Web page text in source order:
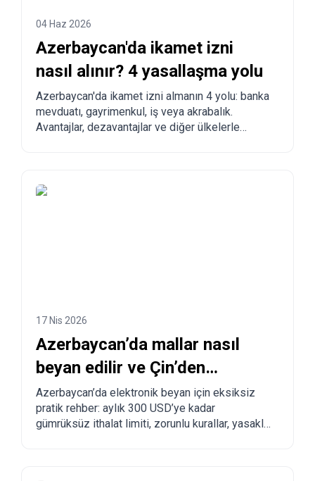
04 Haz 2026
Azerbaycan'da ikamet izni
nasıl alınır? 4 yasallaşma yolu
Azerbaycan'da ikamet izni almanın 4 yolu: banka
mevduatı, gayrimenkul, iş veya akrabalık.
Avantajlar, dezavantajlar ve diğer ülkelerle
17 Nis 2026
Azerbaycan’da mallar nasıl
beyan edilir ve Çin’den
Azerbaycan’a nasıl sipariş
verilir?
Azerbaycan’da elektronik beyan için eksiksiz
pratik rehber: aylık 300 USD’ye kadar
gümrüksüz ithalat limiti, zorunlu kurallar, yasaklı